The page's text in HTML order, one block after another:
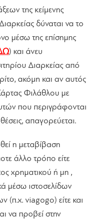
της κείμενης
δύναται να το
μέσω της επίσημης
) και άνευ
Διαρκείας από
ακόμη και αν αυτός
Φιλάθλου με
που περιγράφονται
απαγορεύεται.
η μεταβίβαση
άλλο τρόπο είτε
χρηματικού ή μη ,
μέσω ιστοσελίδων
(π.χ. viagogo) είτε και
να προβεί στην